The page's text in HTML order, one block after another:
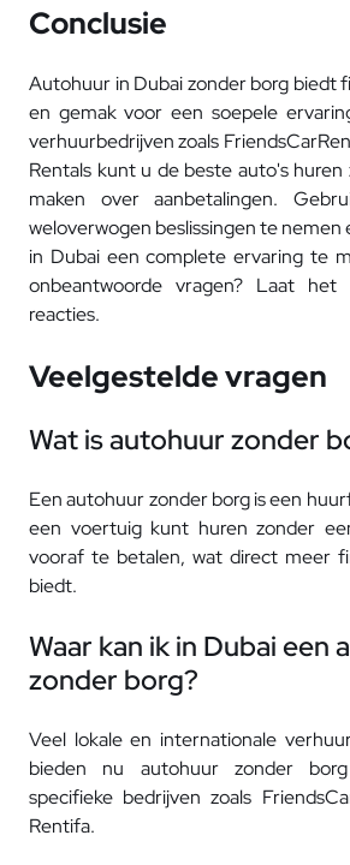
Conclusie
Autohuur in Dubai zonder borg biedt
en gemak voor een soepele
verhuurbedrijven zoals
Rentals kunt u de beste auto's
maken over aanbetalingen.
weloverwogen beslissingen te nemen
in Dubai een complete ervaring te
onbeantwoorde vragen? Laat
reacties.
Veelgestelde vragen
Wat is autohuur zonder
Een autohuur zonder borg is een
een voertuig kunt huren zonder
vooraf te betalen, wat direct meer
biedt.
Waar kan ik in Dubai een
zonder borg?
Veel lokale en internationale
bieden nu autohuur zonder
specifieke bedrijven zoals
Rentifa.